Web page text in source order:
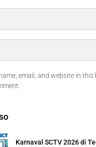
email, and website in
Karnaval SCTV 2026 di